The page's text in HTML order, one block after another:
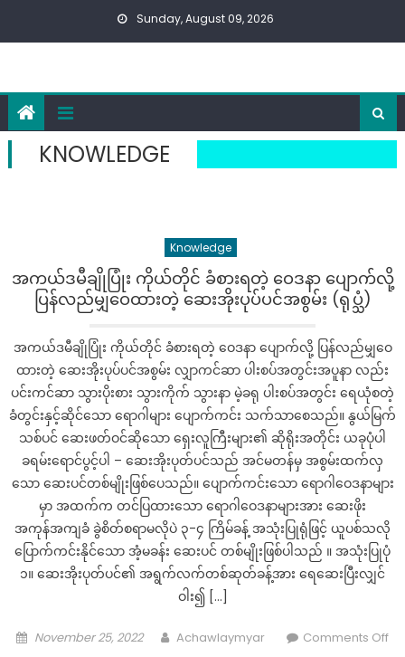
Sunday, August 09, 2026
KNOWLEDGE
Knowledge
အကယ်ဒမီချိုပြုံး ကိုယ်တိုင် ခံစားရတဲ့ ဝေဒနာ ပျောက်လို့
ပြန်လည်မျှဝေထားတဲ့ ဆေးအိုးပုပ်ပင်အစွမ်း (ရုပ္သံ)
အကယ်ဒမီချိုပြုံး ကိုယ်တိုင် ခံစားရတဲ့ ဝေဒနာ ပျောက်လို့ ပြန်လည်မျှဝေ
ထားတဲ့ ဆေးအိုးပုပ်ပင်အစွမ်း လျှာကင်ဆာ ပါးစပ်အတွင်းအပူနာ လည်း
ပင်းကင်ဆာ သွားပိုးစား သွားကိုက် သွားနာ မဲ့ခရု ပါးစပ်အတွင်း ရေယုံစတဲ့
ခံတွင်းနှင့်ဆိုင်သော ရောဂါများ ပျောက်ကင်း သက်သာစေသည်။ နွယ်မြက်
သစ်ပင် ဆေးဖတ်ဝင်ဆိုသော ရှေးလူကြီးများ၏ ဆိုရိုးအတိုင်း ယခုပုံပါ
ခရမ်းရောင်ပွင့်ပါ – ဆေးအိုးပုတ်ပင်သည် အင်မတန်မှ အစွမ်းထက်လှ
သော ဆေးပင်တစ်မျိုးဖြစ်ပေသည်။ ပျောက်ကင်းသော ရောဂါဝေဒနာများ
မှာ အထက်က တင်ပြထားသော ရောဂါဝေဒနာများအား ဆေးဖိုး
အကုန်အကျခံ ခွဲစိတ်စရာမလိုပဲ ၃-၄ ကြိမ်ခန့် အသုံးပြုရုံဖြင့် ယူပစ်သလို
ပြောက်ကင်းနိုင်သော အံ့မခန်း ဆေးပင် တစ်မျိုးဖြစ်ပါသည် ။ အသုံးပြုပုံ
၁။ ဆေးအိုးပုတ်ပင်၏ အရွက်လက်တစ်ဆုတ်ခန့်အား ရေဆေးပြီးလျှင်
ဝါး၍ […]
Posted
November 25, 2022 Author
Achawlaymyar
Comments Off